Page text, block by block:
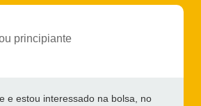
principiante
e estou interessado na bolsa, no